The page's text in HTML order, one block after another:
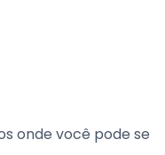
onde você pode se